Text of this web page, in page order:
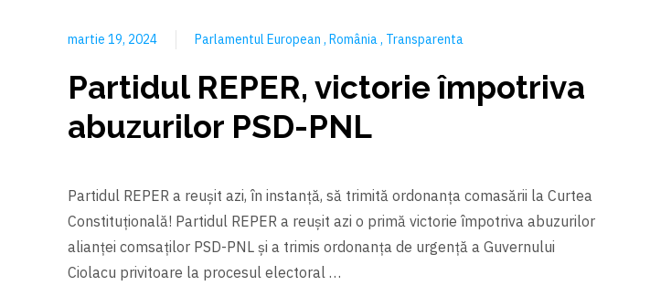
martie 19, 2024 Parlamentul European România Transparenta
Partidul REPER, victorie împotriva
abuzurilor PSD-PNL
Partidul REPER a reușit azi, în instanță, să trimită ordonanța comasării la Curtea
Constituțională! Partidul REPER a reușit azi o primă victorie împotriva abuzurilor
alianței comsaților PSD-PNL și a trimis ordonanța de urgență a Guvernului
Ciolacu privitoare la procesul electoral …